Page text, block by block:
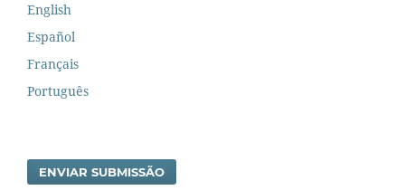
English
Español
Français
Português
ENVIAR SUBMISSÃO